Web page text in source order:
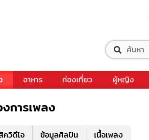
อาหาร ท่องเที่ยว ผู้หญิง
การเพลง
ควิดีโอ ข้อมูลศิลปิน เนื้อเพลง